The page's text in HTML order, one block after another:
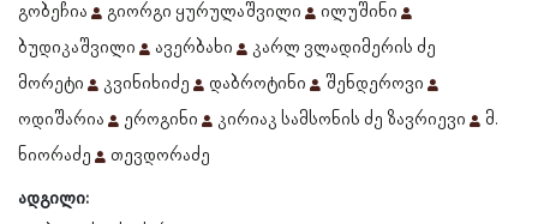
გობეჩია
გიორგი ყურულაშვილი
ილუშინი
ბუდიკაშვილი
ავერბახი
კარლ ვლადიმერის ძე
მორეტი
კვინიხიძე დაბროტინი
შენდეროვი
ოდიშარია
ეროგინი კირიაკ სამსონის ძე ზავრიევი
მ.
ნიორაძე
თევდორაძე
ადგილი: